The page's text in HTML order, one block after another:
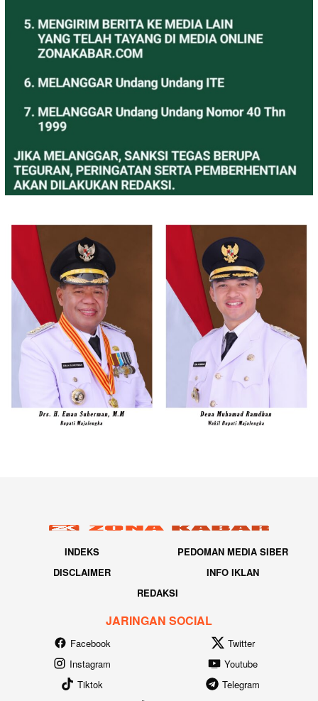
INDEKS
PEDOMAN MEDIA SIBER
DISCLAIMER
INFO IKLAN
REDAKSI
JARINGAN SOCIAL
Facebook
Twitter
Instagram
Youtube
Tiktok
Telegram